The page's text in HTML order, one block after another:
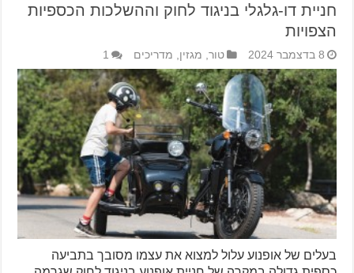
חניית דו-גלגלי בניגוד לחוק וההשלכות הכספיות
הצפויות
8 בדצמבר 2024 טור מגזין מדריכים 1
בעלים של אופנוע עלול למצוא את עצמו מסובך בתביעה